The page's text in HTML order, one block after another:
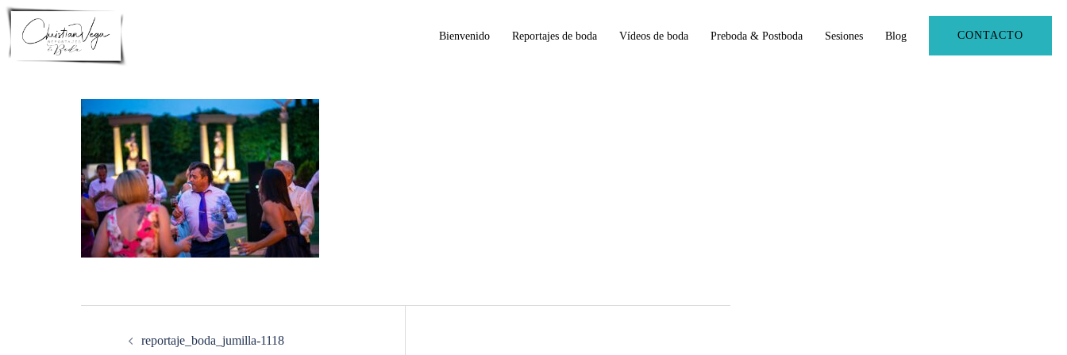
Saltar
al
contenido
Bienvenido Reportajes de boda Vídeos de boda Preboda & Postboda Sesiones Blog CONTACTO
reportaje_boda_jumilla-1118